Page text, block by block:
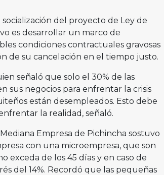
del proyecto de Ley de
es desarrollar un marco de
condiciones contractuales gravosas
de su cancelación en el tiempo justo.
señaló que solo el 30% de las
sus negocios para enfrentar la crisis
están desempleados. Esto debe
la realidad, señaló.
Empresa de Pichincha sostuvo
con una microempresa, que son
exceda de los 45 días y en caso de
del 14%. Recordó que las pequeñas